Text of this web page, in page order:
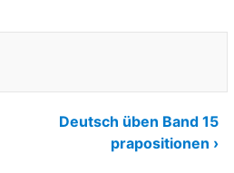
Deutsch üben Band 15
prapositionen ›